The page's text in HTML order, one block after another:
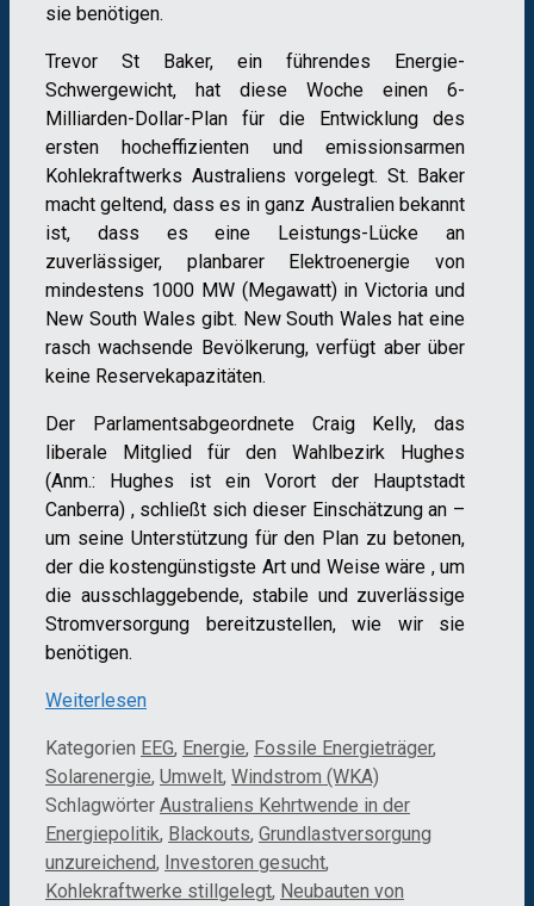
sie benötigen.
Trevor St Baker, ein führendes Energie-
Schwergewicht, hat diese Woche einen 6-
Milliarden-Dollar-Plan für die Entwicklung des
ersten hocheffizienten und emissionsarmen
Kohlekraftwerks Australiens vorgelegt. St. Baker
macht geltend, dass es in ganz Australien bekannt
ist, dass es eine Leistungs-Lücke an
zuverlässiger, planbarer Elektroenergie von
mindestens 1000 MW (Megawatt) in Victoria und
New South Wales gibt. New South Wales hat eine
rasch wachsende Bevölkerung, verfügt aber über
keine Reservekapazitäten.
Der Parlamentsabgeordnete Craig Kelly, das
liberale Mitglied für den Wahlbezirk Hughes
(Anm.: Hughes ist ein Vorort der Hauptstadt
Canberra) , schließt sich dieser Einschätzung an –
um seine Unterstützung für den Plan zu betonen,
der die kostengünstigste Art und Weise wäre , um
die ausschlaggebende, stabile und zuverlässige
Stromversorgung bereitzustellen, wie wir sie
benötigen.
Weiterlesen
Kategorien EEG, Energie, Fossile Energieträger,
Solarenergie, Umwelt, Windstrom (WKA)
Schlagwörter Australiens Kehrtwende in der
Energiepolitik, Blackouts, Grundlastversorgung
unzureichend, Investoren gesucht,
Kohlekraftwerke stillgelegt, Neubauten von